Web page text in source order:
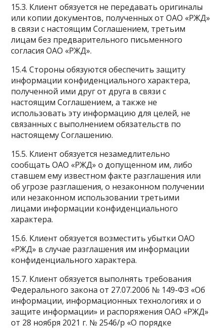
15.3. Клиент обязуется не передавать оригиналы
или копии документов, полученных от ОАО «РЖД»
в связи с настоящим Соглашением, третьим
лицам без предварительного письменного
согласия ОАО «РЖД».
15.4. Стороны обязуются обеспечить защиту
информации конфиденциального характера,
полученной ими друг от друга в связи с
настоящим Соглашением, а также не
использовать эту информацию для целей, не
связанных с выполнением обязательств по
настоящему Соглашению.
15.5. Клиент обязуется незамедлительно
сообщать ОАО «РЖД» о допущенном им, либо
ставшем ему известном факте разглашения или
об угрозе разглашения, о незаконном получении
или незаконном использовании третьими
лицами информации конфиденциального
характера.
15.6. Клиент обязуется возместить убытки ОАО
«РЖД» в случае разглашения им информации
конфиденциального характера.
15.7. Клиент обязуется выполнять требования
Федерального закона от 27.07.2006 № 149-ФЗ «Об
информации, информационных технологиях и о
защите информации» и распоряжения ОАО «РЖД»
от 28 ноября 2021 г. № 2546/р «О порядке